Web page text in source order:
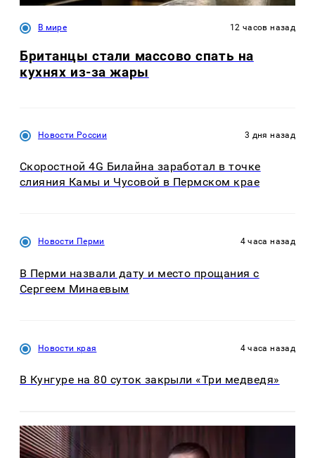
В мире 12 часов назад
Британцы стали массово спать на
кухнях из-за жары
Новости России 3 дня назад
Скоростной 4G Билайна заработал в точке
слияния Камы и Чусовой в Пермском крае
Новости Перми 4 часа назад
В Перми назвали дату и место прощания с
Сергеем Минаевым
Новости края 4 часа назад
В Кунгуре на 80 суток закрыли «Три медведя»